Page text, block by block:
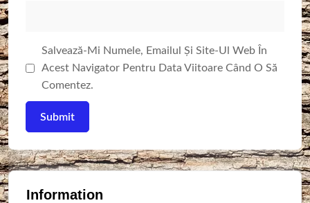
Salvează-Mi Numele, Emailul Și Site-Ul Web În
Acest Navigator Pentru Data Viitoare Când O Să
Comentez.
Information